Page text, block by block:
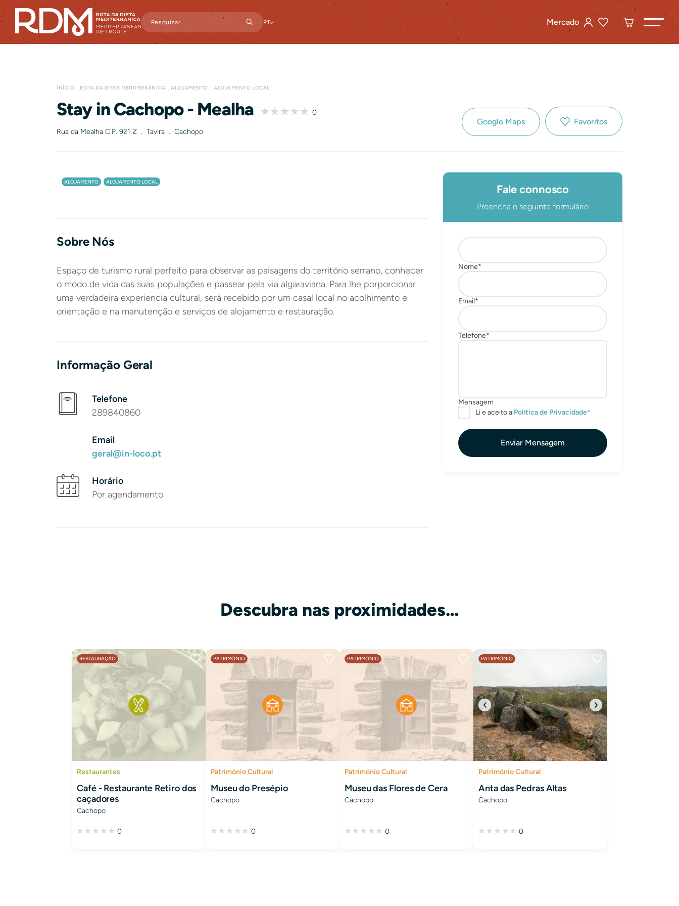
PT Mercado
INÍCIO ROTA DA DIETA MEDITERRÂNICA ALOJAMENTO ALOJAMENTO LOCAL
Stay in Cachopo - Mealha 0
Rua da Mealha C.P. 921 Z . Tavira . Cachopo
Google Maps Favoritos
ALOJAMENTO ALOJAMENTO LOCAL
Sobre Nós
Espaço de turismo rural perfeito para observar as paisagens do território serrano, conhecer
o modo de vida das suas populações e passear pela via algaraviana. Para lhe porporcionar
uma verdadeira experiencia cultural, será recebido por um casal local no acolhimento e
orientação e na manutenção e serviços de alojamento e restauração.
Informação Geral
Telefone
289840860
Email
geral@in-loco.pt
Horário
Por agendamento
Fale connosco
Preencha o seguinte formulário
Enviar Mensagem
Descubra nas proximidades…
RESTAURAÇÃO
Restaurantes
Café - Restaurante Retiro dos
caçadores
Cachopo
0
PATRIMÓNIO
Património Cultural
Museu do Presépio
Cachopo
0
PATRIMÓNIO
Património Cultural
Museu das Flores de Cera
Cachopo
0
PATRIMÓNIO
Património Cultural
Anta das Pedras Altas
Cachopo
0